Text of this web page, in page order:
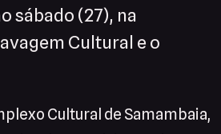
sábado (27), na
Cultural e o
Cultural de Samambaia,